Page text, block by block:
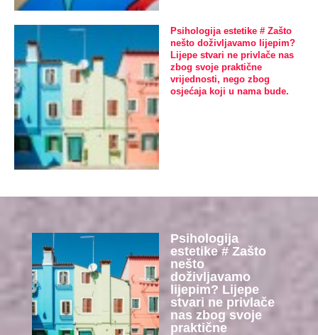
Psihologija estetike # Zašto
nešto doživljavamo lijepim?
Lijepe stvari ne privlače nas
zbog svoje praktične
vrijednosti, nego zbog
osjećaja koji u nama bude.
Psihologija
estetike # Zašto
nešto
doživljavamo
lijepim? Lijepe
stvari ne privlače
nas zbog svoje
praktične